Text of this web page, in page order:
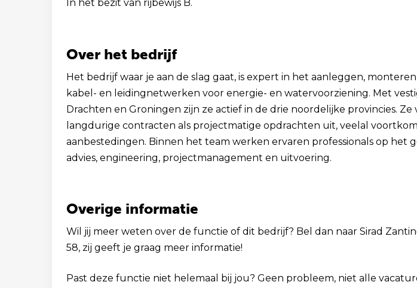
In het bezit van rijbewijs B.
Over het bedrijf
Het bedrijf waar je aan de slag gaat, is expert in het aanleggen,
kabel- en leidingnetwerken voor energie- en watervoorziening. Met
Drachten en Groningen zijn ze actief in de drie noordelijke provincies. Ze
langdurige contracten als projectmatige opdrachten uit, veelal
aanbestedingen. Binnen het team werken ervaren professionals op het
advies, engineering, projectmanagement en uitvoering.
Overige informatie
Wil jij meer weten over de functie of dit bedrijf? Bel dan naar Sirad
58, zij geeft je graag meer informatie!
Past deze functie niet helemaal bij jou? Geen probleem, niet alle